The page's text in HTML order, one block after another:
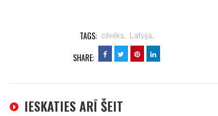
TAGS: cilvēks, Latvija,
SHARE:
IESKATIES ARĪ ŠEIT